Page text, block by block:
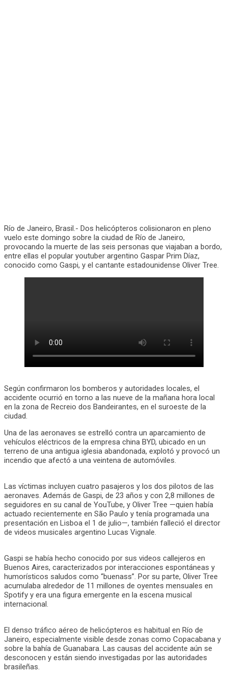
Río de Janeiro, Brasil.- Dos helicópteros colisionaron en pleno
vuelo este domingo sobre la ciudad de Río de Janeiro,
provocando la muerte de las seis personas que viajaban a bordo,
entre ellas el popular youtuber argentino Gaspar Prim Díaz,
conocido como Gaspi, y el cantante estadounidense Oliver Tree.
Según confirmaron los bomberos y autoridades locales, el
accidente ocurrió en torno a las nueve de la mañana hora local
en la zona de Recreio dos Bandeirantes, en el suroeste de la
ciudad.
Una de las aeronaves se estrelló contra un aparcamiento de
vehículos eléctricos de la empresa china BYD, ubicado en un
terreno de una antigua iglesia abandonada, explotó y provocó un
incendio que afectó a una veintena de automóviles.
Las víctimas incluyen cuatro pasajeros y los dos pilotos de las
aeronaves. Además de Gaspi, de 23 años y con 2,8 millones de
seguidores en su canal de YouTube, y Oliver Tree —quien había
actuado recientemente en São Paulo y tenía programada una
presentación en Lisboa el 1 de julio—, también falleció el director
de videos musicales argentino Lucas Vignale.
Gaspi se había hecho conocido por sus videos callejeros en
Buenos Aires, caracterizados por interacciones espontáneas y
humorísticos saludos como “buenass”. Por su parte, Oliver Tree
acumulaba alrededor de 11 millones de oyentes mensuales en
Spotify y era una figura emergente en la escena musical
internacional.
El denso tráfico aéreo de helicópteros es habitual en Río de
Janeiro, especialmente visible desde zonas como Copacabana y
sobre la bahía de Guanabara. Las causas del accidente aún se
desconocen y están siendo investigadas por las autoridades
brasileñas.